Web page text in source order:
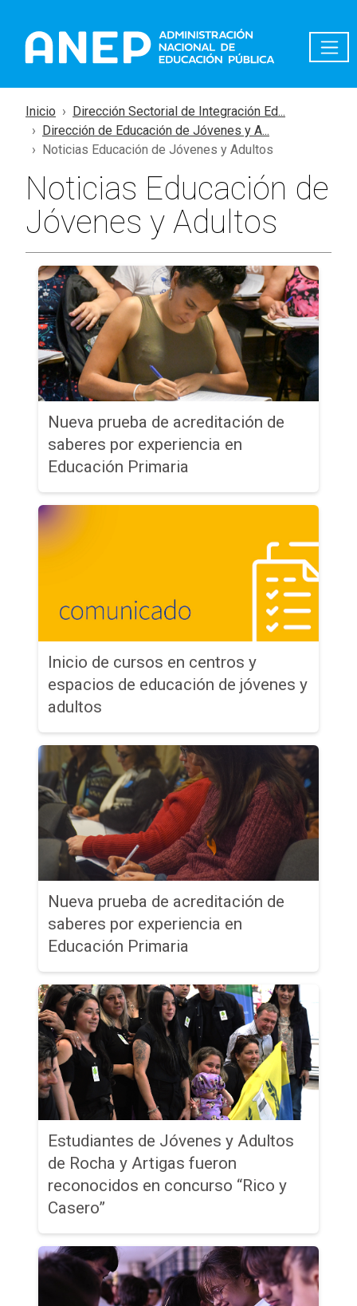
Inicio
Dirección Sectorial de Integración Ed...
Dirección de Educación de Jóvenes y A...
Noticias Educación de Jóvenes y Adultos
Noticias Educación de
Jóvenes y Adultos
Nueva prueba de acreditación de
saberes por experiencia en
Educación Primaria
Inicio de cursos en centros y
espacios de educación de jóvenes y
adultos
Nueva prueba de acreditación de
saberes por experiencia en
Educación Primaria
Estudiantes de Jóvenes y Adultos
de Rocha y Artigas fueron
reconocidos en concurso “Rico y
Casero”